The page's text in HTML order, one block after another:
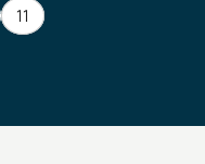
11